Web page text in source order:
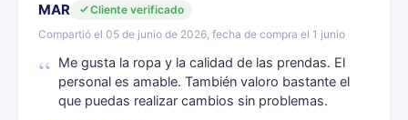
MAR
Cliente verificado
Compartió el 05 de junio de 2026, fecha de compra el 1 junio
Me gusta la ropa y la calidad de las prendas. El
personal es amable. También valoro bastante el
que puedas realizar cambios sin problemas.